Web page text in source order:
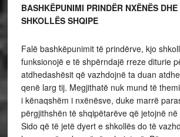
BASHKËPUNIMI PRINDËR NXËNËS
SHKOLLËS SHQIPE
Falë bashkëpunimit të prindërve, kjo
funksionojë e të shpërndajë rreze diturie
atdhedashësit që vazhdojnë ta duan
qenë larg tij. Megjithatë nuk mund të
i kënaqshëm i nxënësve, duke marrë
përgjithshën të shqipëtarëve që jetojnë
Sido që të jetë dyert e shkollës do të